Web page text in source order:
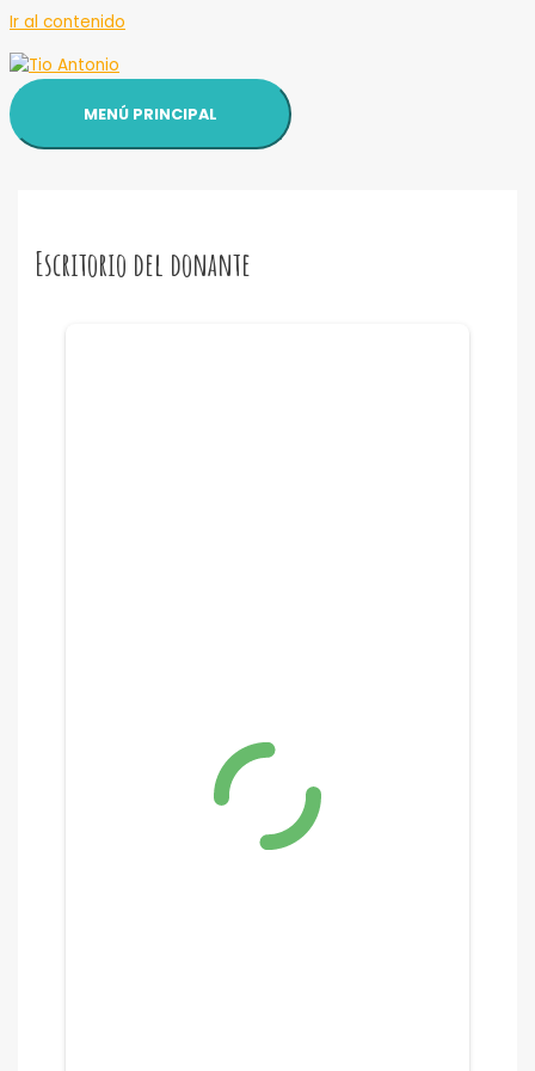
Ir al contenido
MENÚ PRINCIPAL
Escritorio del donante